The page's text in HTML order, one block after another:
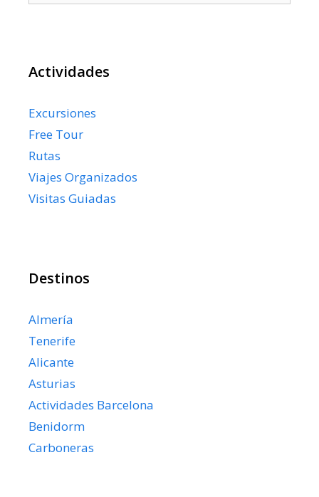
Actividades
Excursiones
Free Tour
Rutas
Viajes Organizados
Visitas Guiadas
Destinos
Almería
Tenerife
Alicante
Asturias
Actividades Barcelona
Benidorm
Carboneras